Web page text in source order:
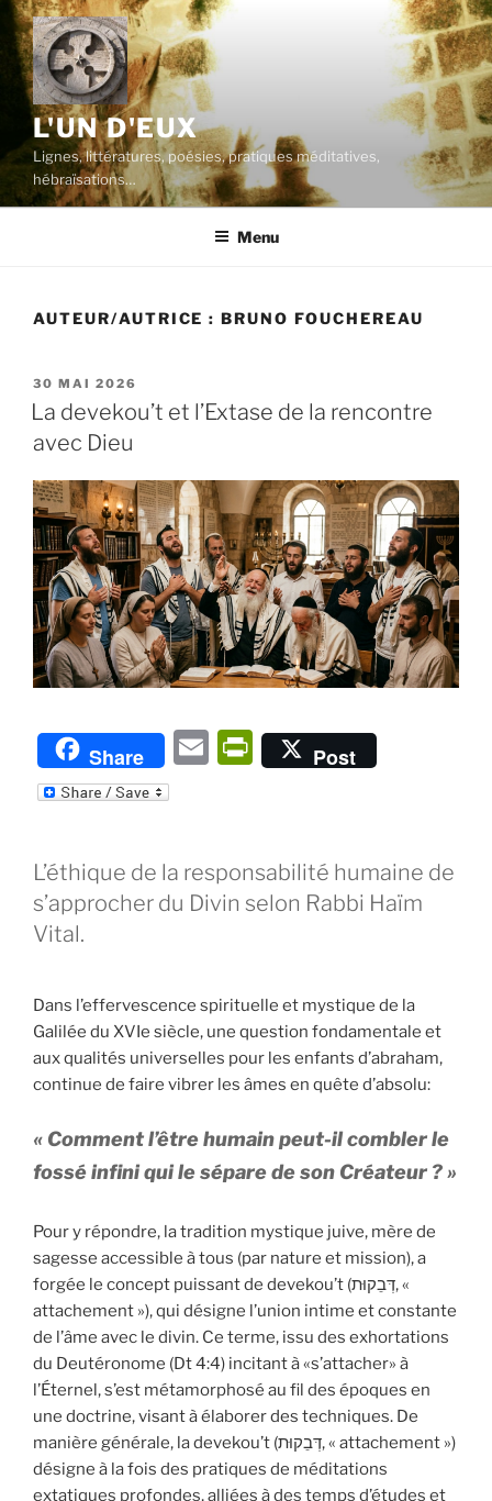
Aller
au
contenu
principal
L'UN D'EUX
Lignes, littératures, poésies, pratiques méditatives,
hébraïsations…
Menu
AUTEUR/AUTRICE :BRUNO FOUCHEREAU
PUBLIÉ
LE
30 MAI 2026
La devekou’t et l’Extase de la rencontre
avec Dieu
Share
E
P
ri
Fr
ie
n
y
Post
L’éthique de la responsabilité humaine de
s’approcher du Divin selon Rabbi Haïm
Vital.
Dans l’effervescence spirituelle et mystique de la
Galilée du XVIe siècle, une question fondamentale et
aux qualités universelles pour les enfants d’abraham,
continue de faire vibrer les âmes en quête d’absolu:
« Comment l’être humain peut-il combler le
fossé infini qui le sépare de son Créateur ? »
Pour y répondre, la tradition mystique juive, mère de
sagesse accessible à tous (par nature et mission), a
forgée le concept puissant de devekou’t (דְּבֵקוּת, «
attachement »), qui désigne l’union intime et constante
de l’âme avec le divin. Ce terme, issu des exhortations
du Deutéronome (Dt 4:4) incitant à «s’attacher» à
l’Éternel, s’est métamorphosé au fil des époques en
une doctrine, visant à élaborer des techniques. De
manière générale, la devekou’t (דְּבֵקוּת, « attachement »)
désigne à la fois des pratiques de méditations
extatiques profondes, alliées à des temps d’études et